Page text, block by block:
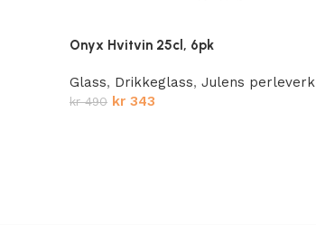
Onyx Hvitvin 25cl, 6pk
Glass, Drikkeglass, Julens perleverk
kr490 kr 343